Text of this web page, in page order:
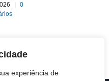
experiência de
|
0